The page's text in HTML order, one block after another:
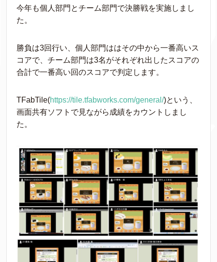
今年も個人部門とチーム部門で決勝戦を実施しまし
た。
勝負は3回行い、個人部門ははその中から一番高いス
コアで、チーム部門は3名がそれぞれ出したスコアの
合計で一番高い回のスコアで判定します。
TFabTile(https://tile.tfabworks.com/general/)という、
画面共有ソフトで見ながら成績をカウントしまし
た。